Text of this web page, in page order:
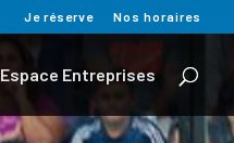
Je réserve Nos horaires
Espace Entreprises